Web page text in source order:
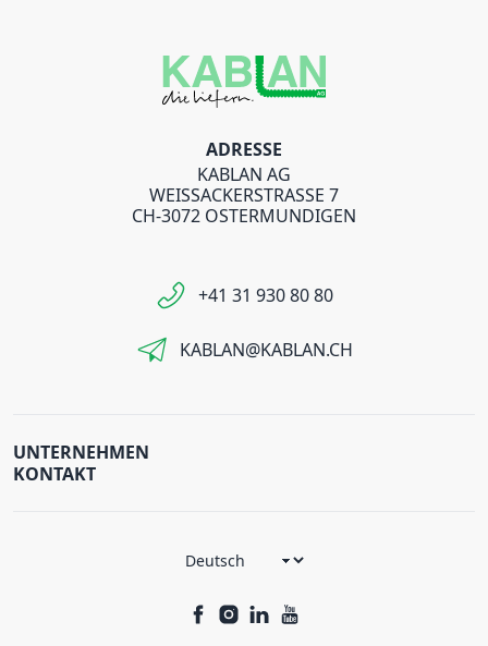
ADRESSE
KABLAN AG
WEISSACKERSTRASSE 7
CH-3072 OSTERMUNDIGEN
+41 31 930 80 80
KABLAN@KABLAN.CH
UNTERNEHMEN
KONTAKT